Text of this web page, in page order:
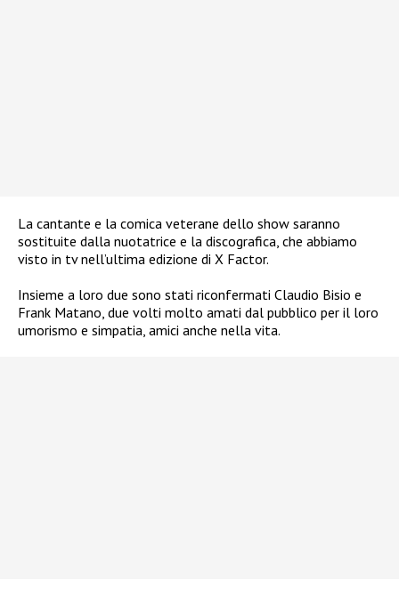
La cantante e la comica veterane dello show saranno
sostituite dalla nuotatrice e la discografica, che abbiamo
visto in tv nell’ultima edizione di X Factor.
Insieme a loro due sono stati riconfermati Claudio Bisio e
Frank Matano, due volti molto amati dal pubblico per il loro
umorismo e simpatia, amici anche nella vita.